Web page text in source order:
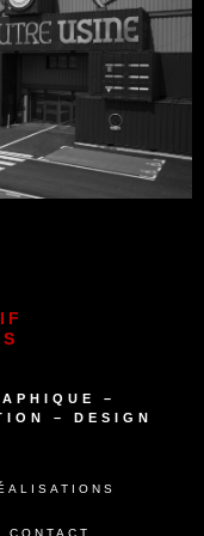
–
– DESIGN
CONTACT